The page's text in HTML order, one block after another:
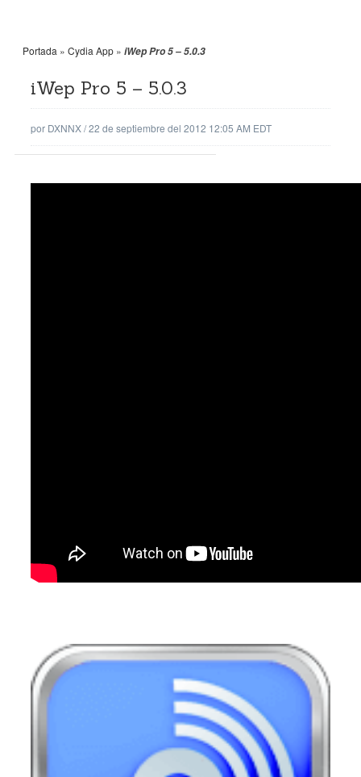
Portada » Cydia App » iWep Pro 5 – 5.0.3
iWep Pro 5 – 5.0.3
por DXNNX/22 de septiembre del 2012 12:05 AM EDT